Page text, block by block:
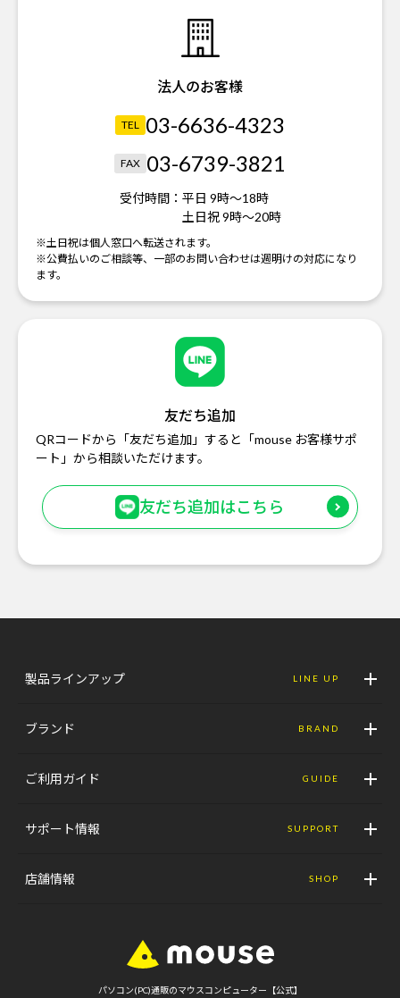
法人のお客様
TEL 03-6636-4323
FAX 03-6739-3821
受付時間： 平日 9時～18時
土日祝 9時～20時
※土日祝は個人窓口へ転送されます。
※公費払いのご相談等、一部のお問い合わせは週明けの対応になり
ます。
友だち追加
QRコードから「友だち追加」すると「mouse お客様サポ
ート」から相談いただけます。
友だち追加はこちら
製品ラインアップ LINE UP
ブランド BRAND
ご利用ガイド GUIDE
サポート情報 SUPPORT
店舗情報 SHOP
パソコン(PC)通販のマウスコンピューター【公式】